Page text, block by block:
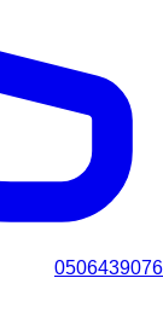
0506439076